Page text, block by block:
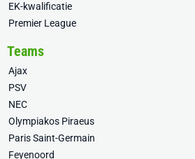
EK-kwalificatie
Premier League
Teams
Ajax
PSV
NEC
Olympiakos Piraeus
Paris Saint-Germain
Feyenoord